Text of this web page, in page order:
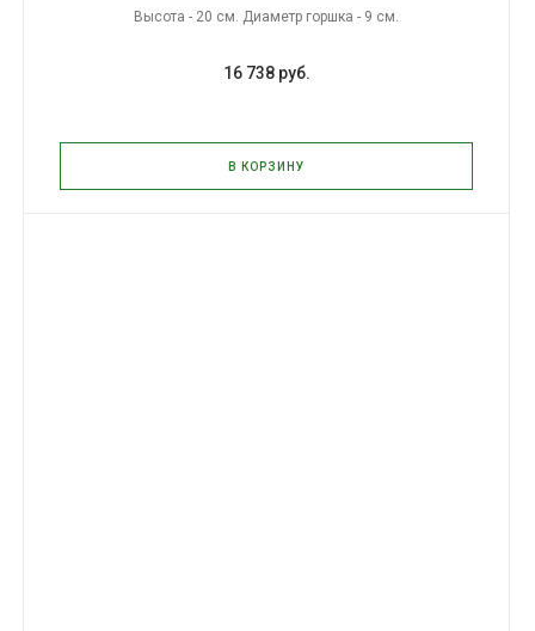
Высота - 20 см. Диаметр горшка - 9 см.
16 738 руб.
В КОРЗИНУ